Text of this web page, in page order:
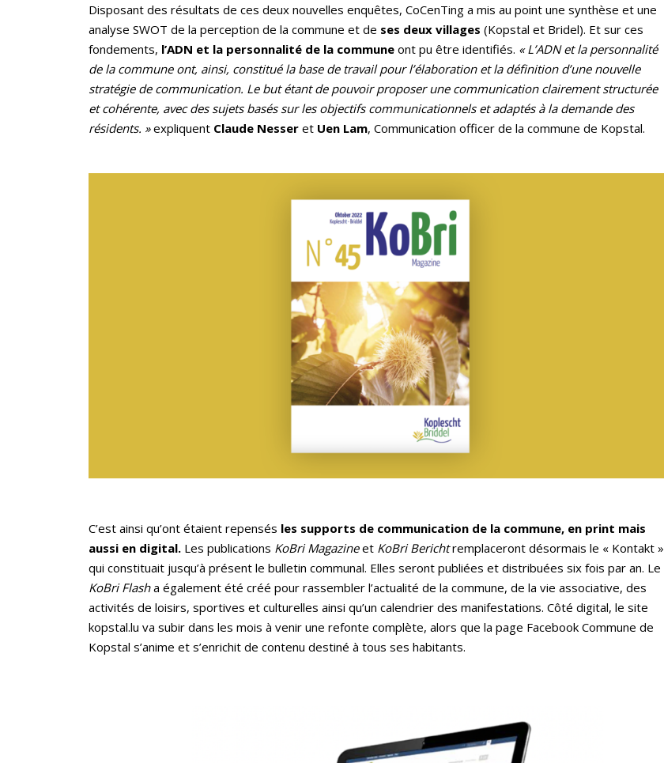
Disposant des résultats de ces deux nouvelles enquêtes, CoCenTing a mis au point une synthèse et une
analyse SWOT de la perception de la commune et de ses deux villages (Kopstal et Bridel). Et sur ces
fondements, l’ADN et la personnalité de la commune ont pu être identifiés. « L’ADN et la personnalité
de la commune ont, ainsi, constitué la base de travail pour l’élaboration et la définition d’une nouvelle
stratégie de communication. Le but étant de pouvoir proposer une communication clairement structurée
et cohérente, avec des sujets basés sur les objectifs communicationnels et adaptés à la demande des
résidents. »expliquent Claude Nesser et Uen Lam, Communication officer de la commune de Kopstal.
C’est ainsi qu’ont étaient repensés les supports de communication de la commune, en print mais
aussi en digital. Les publications KoBri Magazineet KoBri Berichtremplaceront désormais le « Kontakt »
qui constituait jusqu’à présent le bulletin communal. Elles seront publiées et distribuées six fois par an. Le
KoBri Flasha également été créé pour rassembler l’actualité de la commune, de la vie associative, des
activités de loisirs, sportives et culturelles ainsi qu’un calendrier des manifestations. Côté digital, le site
kopstal.lu va subir dans les mois à venir une refonte complète, alors que la page Facebook Commune de
Kopstal s’anime et s’enrichit de contenu destiné à tous ses habitants.